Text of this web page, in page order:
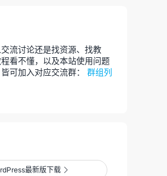
流讨论还是找资源、找教
看不懂，以及本站使用问题
可加入对应交流群： 群组列
最新版下载 